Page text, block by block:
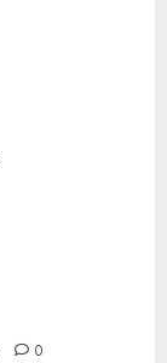
0